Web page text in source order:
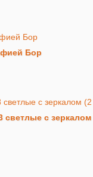
Бор
светлые с зеркалом